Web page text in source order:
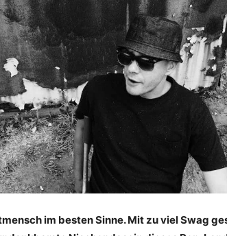
im besten Sinne. Mit zu viel Swag